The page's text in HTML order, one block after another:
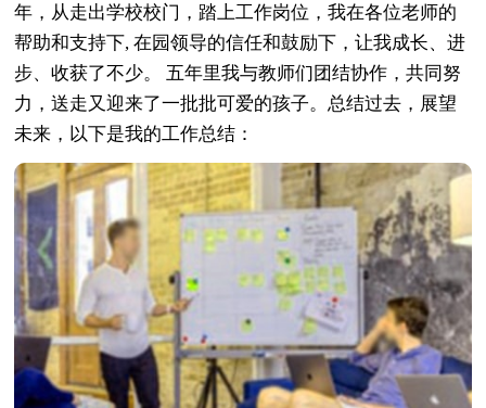
年，从走出学校校门，踏上工作岗位，我在各位老师的
帮助和支持下, 在园领导的信任和鼓励下，让我成长、进
步、收获了不少。 五年里我与教师们团结协作，共同努
力，送走又迎来了一批批可爱的孩子。总结过去，展望
未来，以下是我的工作总结：